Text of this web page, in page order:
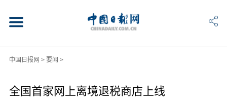
中国日报网 > 要闻 >
全国首家网上离境退税商店上线